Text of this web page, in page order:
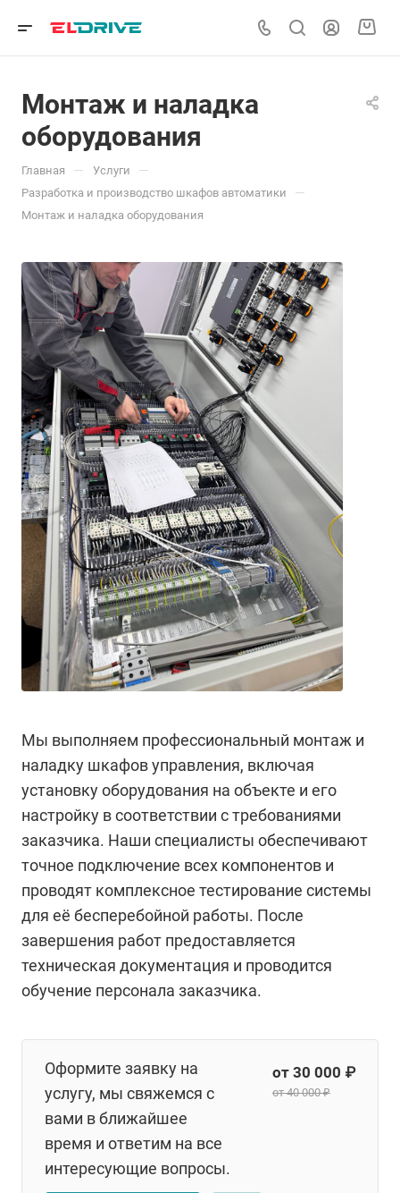
Монтаж и наладка
оборудования
Главная — Услуги —
Разработка и производство шкафов автоматики —
Монтаж и наладка оборудования
Мы выполняем профессиональный монтаж и
наладку шкафов управления, включая
установку оборудования на объекте и его
настройку в соответствии с требованиями
заказчика. Наши специалисты обеспечивают
точное подключение всех компонентов и
проводят комплексное тестирование системы
для её бесперебойной работы. После
завершения работ предоставляется
техническая документация и проводится
обучение персонала заказчика.
Оформите заявку на
услугу, мы свяжемся с
вами в ближайшее
время и ответим на все
интересующие вопросы.
от 30 000 ₽
от 40 000 ₽